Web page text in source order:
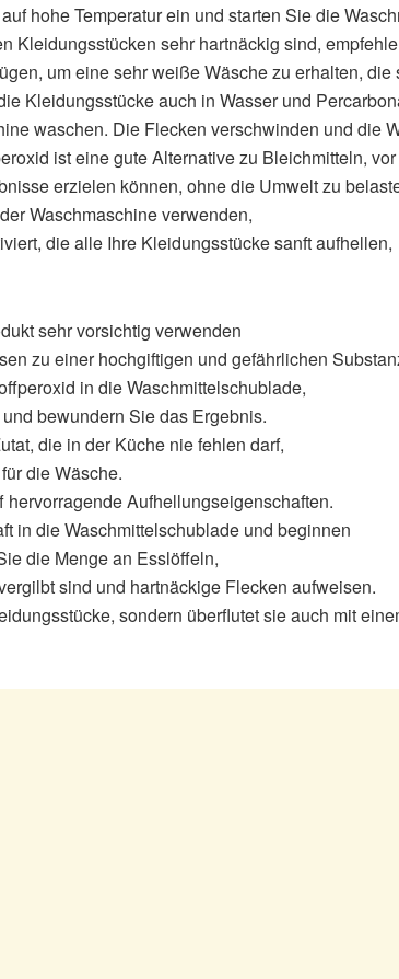
hohe Temperatur ein und starten Sie die
Kleidungsstücken sehr hartnäckig sind,
um eine sehr weiße Wäsche zu erhalten, die
Kleidungsstücke auch in Wasser und
waschen. Die Flecken verschwinden und die
ist eine gute Alternative zu Bleichmitteln,
erzielen können, ohne die Umwelt zu
Waschmaschine verwenden,
die alle Ihre Kleidungsstücke sanft aufhellen,
sehr vorsichtig verwenden
zu einer hochgiftigen und gefährlichen
in die Waschmittelschublade,
bewundern Sie das Ergebnis.
die in der Küche nie fehlen darf,
die Wäsche.
Aufhellungseigenschaften.
in die Waschmittelschublade und beginnen
die Menge an Esslöffeln,
sind und hartnäckige Flecken aufweisen.
sondern überflutet sie auch mit